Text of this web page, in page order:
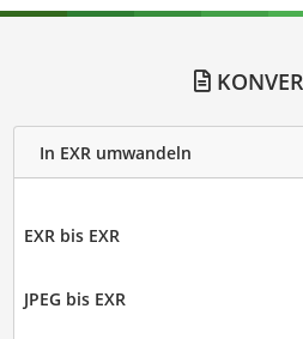
In EXR umwandeln
EXR bis EXR
JPEG bis EXR